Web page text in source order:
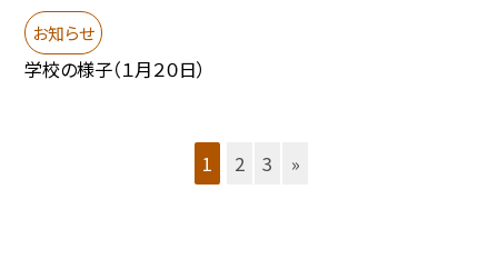
お知らせ
学校の様子（１月２０日）
1 2 3 »